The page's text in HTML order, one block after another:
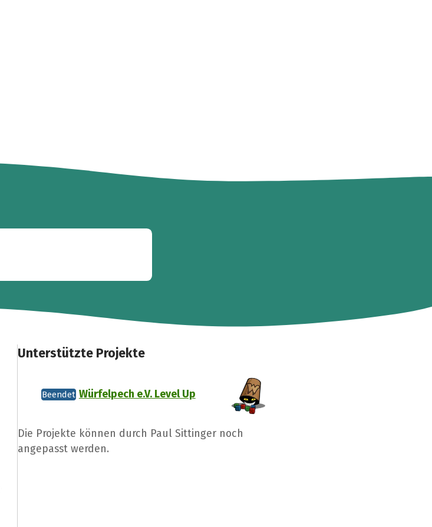
Unterstützte Projekte
Beendet Würfelpech e.V. Level Up
Die Projekte können durch Paul Sittinger noch
angepasst werden.